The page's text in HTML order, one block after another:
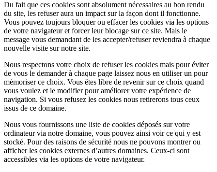
Du fait que ces cookies sont absolument nécessaires au bon rendu
du site, les refuser aura un impact sur la façon dont il fonctionne.
Vous pouvez toujours bloquer ou effacer les cookies via les options
de votre navigateur et forcer leur blocage sur ce site. Mais le
message vous demandant de les accepter/refuser reviendra à chaque
nouvelle visite sur notre site.
Nous respectons votre choix de refuser les cookies mais pour éviter
de vous le demander à chaque page laissez nous en utiliser un pour
mémoriser ce choix. Vous êtes libre de revenir sur ce choix quand
vous voulez et le modifier pour améliorer votre expérience de
navigation. Si vous refusez les cookies nous retirerons tous ceux
issus de ce domaine.
Nous vous fournissons une liste de cookies déposés sur votre
ordinateur via notre domaine, vous pouvez ainsi voir ce qui y est
stocké. Pour des raisons de sécurité nous ne pouvons montrer ou
afficher les cookies externes d’autres domaines. Ceux-ci sont
accessibles via les options de votre navigateur.